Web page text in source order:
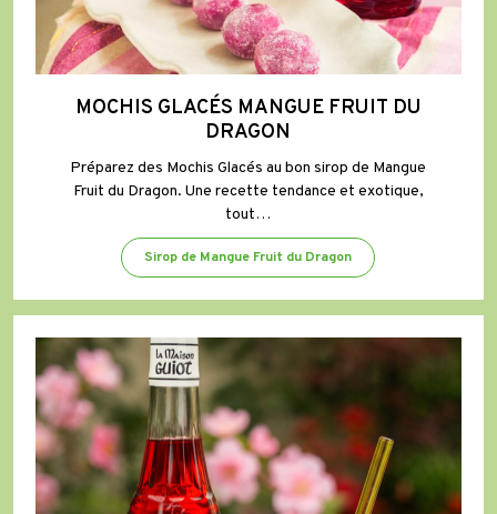
MOCHIS GLACÉS MANGUE FRUIT DU
DRAGON
Préparez des Mochis Glacés au bon sirop de Mangue
Fruit du Dragon. Une recette tendance et exotique,
tout…
Sirop de Mangue Fruit du Dragon
Granité
Mangue
Fruit
du
Dragon